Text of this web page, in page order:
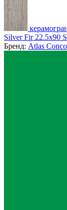
Silver Fir 22.5x90
Бренд: Atlas